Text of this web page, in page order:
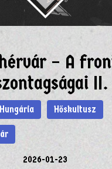
– A
II.
Hőskultusz
2026-01-23